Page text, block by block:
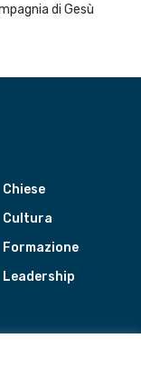
di Gesù
Chiese
Cultura
Formazione
Leadership